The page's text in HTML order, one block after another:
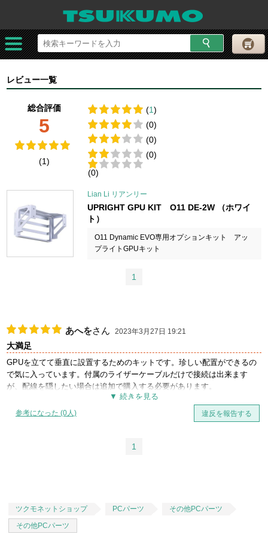
レビュー一覧
総合評価
5
(1)
(1)
(0)
(0)
(0)
(0)
Lian Li リアンリー
UPRIGHT GPU KIT O11 DE-2W （ホワイ
ト）
O11 Dynamic EVO専用オプションキット アッ
プライトGPUキット
1
あへをさん 2023年3月27日 19:21
大満足
GPUを立てて垂直に設置するためのキットです。珍しい配置ができるの
で気に入っています。付属のライザーケーブルだけで接続は出来ます
が、配線を隠したい場合は追加で購入する必要があります。
使用時、ケース内GPUからケース外までDPやHDMIを延長するケーブル
があると便利です。
参考になった (0人) 違反を報告する
1
ツクモネットショップ PCパーツ
その他PCパーツ
その他PCパーツ